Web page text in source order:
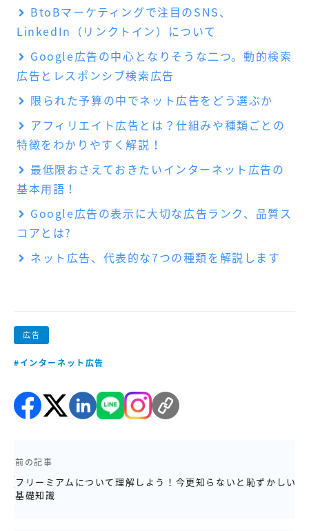
広告
#インターネット広告
前の記事
フリーミアムについて理解しよう！今更知らないと恥ずかしい
基礎知識
BtoBマーケティングで注目のSNS、
LinkedIn（リンクトイン）について
Google広告の中心となりそうな二つ。動的検索
広告とレスポンシブ検索広告
限られた予算の中でネット広告をどう選ぶか
アフィリエイト広告とは？仕組みや種類ごとの
特徴をわかりやすく解説！
最低限おさえておきたいインターネット広告の
基本用語！
Google広告の表示に大切な広告ランク、品質ス
コアとは?
ネット広告、代表的な7つの種類を解説します